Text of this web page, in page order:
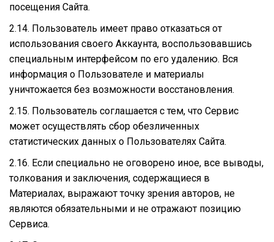
посещения Сайта.
2.14. Пользователь имеет право отказаться от
использования своего Аккаунта, воспользовавшись
специальным интерфейсом по его удалению. Вся
информация о Пользователе и материалы
уничтожается без возможности восстановления.
2.15. Пользователь соглашается с тем, что Сервис
может осуществлять сбор обезличенных
статистических данных о Пользователях Сайта.
2.16. Если специально не оговорено иное, все выводы,
толкования и заключения, содержащиеся в
Материалах, выражают точку зрения авторов, не
являются обязательными и не отражают позицию
Сервиса.